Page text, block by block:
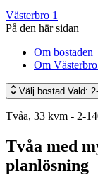
Västerbro 1
På den här sidan
Om bostaden
Om Västerbro
Välj bostad Vald:
Tvåa, 33 kvm - 2-
Tvåa med
planlösning